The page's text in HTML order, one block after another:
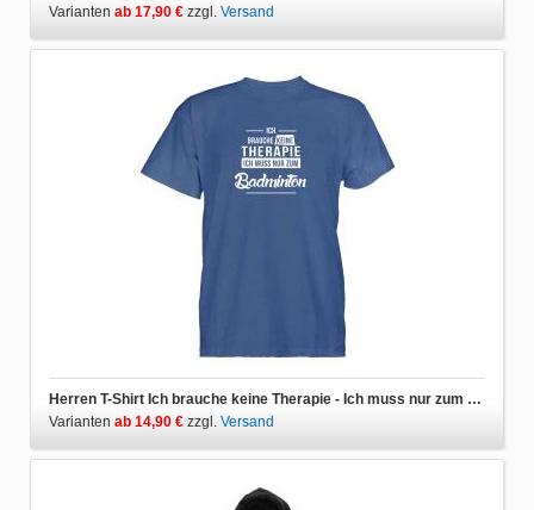
Varianten ab 17,90 € zzgl. Versand
Herren T-Shirt Ich brauche keine Therapie - Ich muss nur zum Badminton
Varianten ab 14,90 € zzgl. Versand